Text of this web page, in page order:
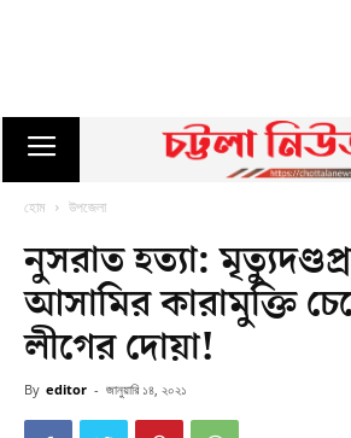
হোম উপজেলা
নুসরাত হত্যা:
আসামির কারামুক্তি
লীগের দোয়া!
By editor - জানুয়ারি ১৪, ২০২১